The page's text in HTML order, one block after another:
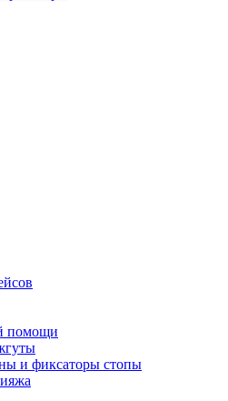
помощи
и фиксаторы стопы